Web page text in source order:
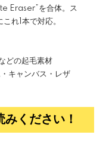
Eraser”を合体。ス
れ1本で対応。
どの起毛素材
キャンバス・レザ
ください！